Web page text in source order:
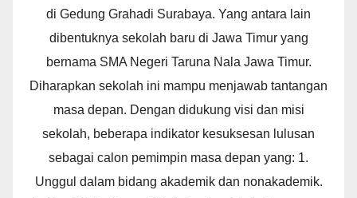
di Gedung Grahadi Surabaya. Yang antara lain
dibentuknya sekolah baru di Jawa Timur yang
bernama SMA Negeri Taruna Nala Jawa Timur.
Diharapkan sekolah ini mampu menjawab tantangan
masa depan. Dengan didukung visi dan misi
sekolah, beberapa indikator kesuksesan lulusan
sebagai calon pemimpin masa depan yang: 1.
Unggul dalam bidang akademik dan nonakademik.